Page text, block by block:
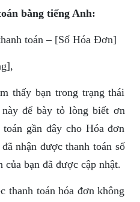
bằng tiếng Anh:
toán – [Số Hóa Đơn]
thấy bạn trong trạng thái
để bày tỏ lòng biết ơn
gần đây cho Hóa đơn
nhận được thanh toán số
bạn đã được cập nhật.
thanh toán hóa đơn không